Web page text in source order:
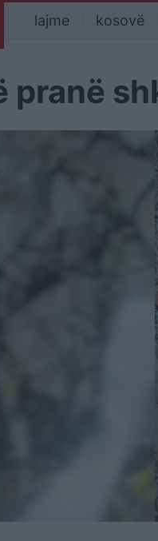
lajme kosovë
pranë